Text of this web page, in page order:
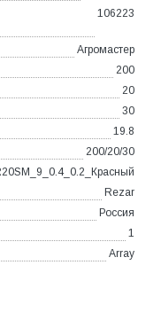
106223
Агромастер
200
20
30
19.8
200/20/30
Rezar
Россия
1
Array